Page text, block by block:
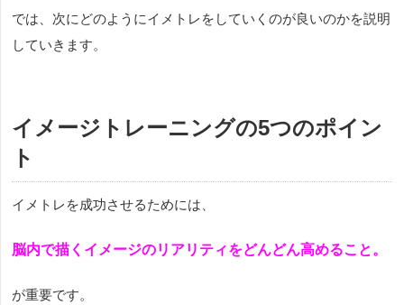
では、次にどのようにイメトレをしていくのが良いのかを説明
していきます。
イメージトレーニングの5つのポイン
ト
イメトレを成功させるためには、
脳内で描くイメージのリアリティをどんどん高めること。
が重要です。